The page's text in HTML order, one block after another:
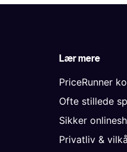
Lær mere
PriceRunner
Ofte stillede
Sikker
Privatliv &